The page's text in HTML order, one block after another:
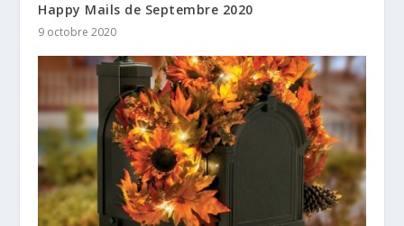
Happy Mails de Septembre 2020
9 octobre 2020